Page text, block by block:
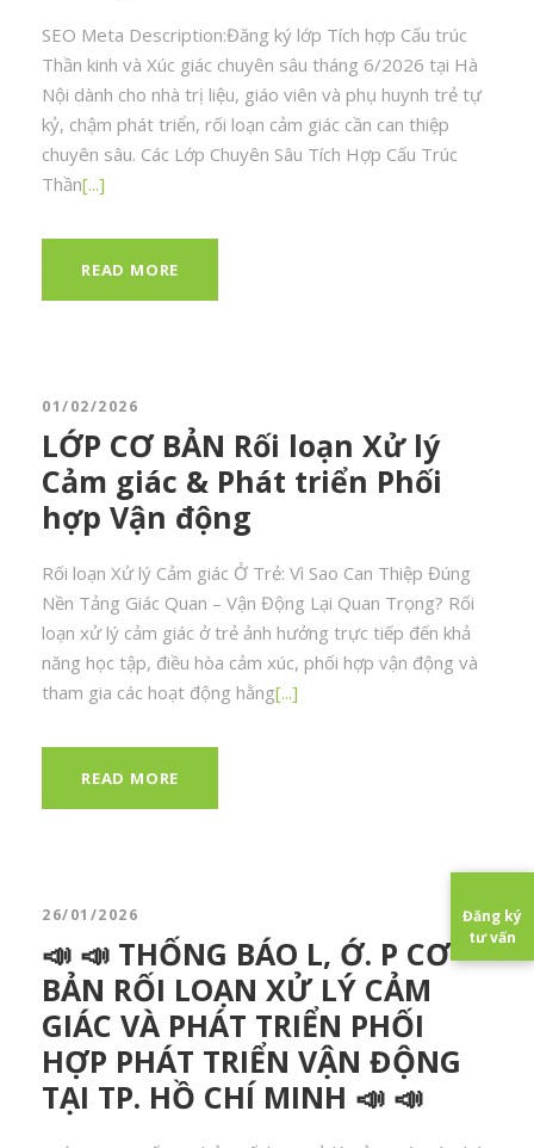
Đăng ký
tư vấn
SEO Meta Description:Đăng ký lớp Tích hợp Cấu trúc
Thần kinh và Xúc giác chuyên sâu tháng 6/2026 tại Hà
Nội dành cho nhà trị liệu, giáo viên và phụ huynh trẻ tự
kỷ, chậm phát triển, rối loạn cảm giác cần can thiệp
chuyên sâu. Các Lớp Chuyên Sâu Tích Hợp Cấu Trúc
Thần[...]
READ MORE
01/02/2026
LỚP CƠ BẢN Rối loạn Xử lý
Cảm giác & Phát triển Phối
hợp Vận động
Rối loạn Xử lý Cảm giác Ở Trẻ: Vì Sao Can Thiệp Đúng
Nền Tảng Giác Quan – Vận Động Lại Quan Trọng? Rối
loạn xử lý cảm giác ở trẻ ảnh hưởng trực tiếp đến khả
năng học tập, điều hòa cảm xúc, phối hợp vận động và
tham gia các hoạt động hằng[...]
READ MORE
26/01/2026
📣 📣 THỐNG BÁO L, Ớ. P CƠ
BẢN RỐI LOẠN XỬ LÝ CẢM
GIÁC VÀ PHÁT TRIỂN PHỐI
HỢP PHÁT TRIỂN VẬN ĐỘNG
TẠI TP. HỒ CHÍ MINH 📣 📣